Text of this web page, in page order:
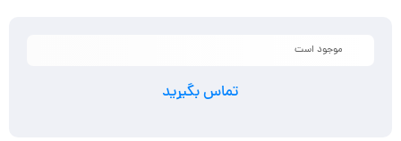
موجود است
تماس بگیرید